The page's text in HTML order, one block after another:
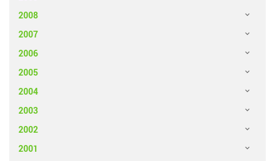
2008
2007
2006
2005
2004
2003
2002
2001